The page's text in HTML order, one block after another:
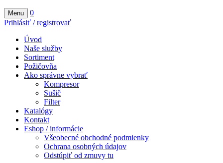
Menu
0
Prihlásiť / registrovať
Úvod
Naše služby
Sortiment
Požičovňa
Ako správne vybrať
Kompresor
Sušič
Filter
Katalógy
Kontakt
Eshop / informácie
Všeobecné obchodné podmienky
Ochrana osobných údajov
Odstúpiť od zmuvy tu